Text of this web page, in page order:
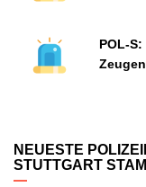
POL-
NEUESTE
STUTTGART